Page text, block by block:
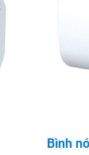
Bình